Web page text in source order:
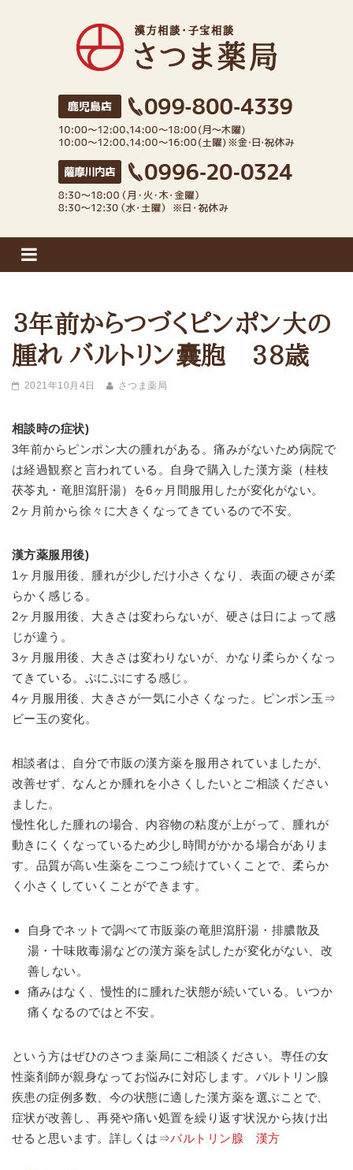
３年前からつづくピンポン大の
腫れ バルトリン囊胞 38歳
2021年10月4日 さつま薬局
相談時の症状)
3年前からピンポン大の腫れがある。痛みがないため病院で
は経過観察と言われている。自身で購入した漢方薬（桂枝
茯苓丸・竜胆瀉肝湯）を6ヶ月間服用したが変化がない。
2ヶ月前から徐々に大きくなってきているので不安。
漢方薬服用後)
1ヶ月服用後、腫れが少しだけ小さくなり、表面の硬さが柔
らかく感じる。
2ヶ月服用後、大きさは変わらないが、硬さは日によって感
じが違う。
3ヶ月服用後、大きさは変わりないが、かなり柔らかくなっ
てきている。ぷにぷにする感じ。
4ヶ月服用後、大きさが一気に小さくなった。ピンポン玉⇒
ビー玉の変化。
相談者は、自分で市販の漢方薬を服用されていましたが、
改善せず、なんとか腫れを小さくしたいとご相談ください
ました。
慢性化した腫れの場合、内容物の粘度が上がって、腫れが
動きにくくなっているため少し時間がかかる場合がありま
す。品質が高い生薬をこつこつ続けていくことで、柔らか
く小さくしていくことができます。
自身でネットで調べて市販薬の竜胆瀉肝湯・排膿散及
湯・十味敗毒湯などの漢方薬を試したが変化がない、改
善しない。
痛みはなく、慢性的に腫れた状態が続いている。いつか
痛くなるのではと不安。
という方はぜひのさつま薬局にご相談ください。専任の女
性薬剤師が親身なってお悩みに対応します。バルトリン腺
疾患の症例多数、今の状態に適した漢方薬を選ぶことで、
症状が改善し、再発や痛い処置を繰り返す状況から抜け出
せると思います。詳しくは⇒バルトリン腺 漢方